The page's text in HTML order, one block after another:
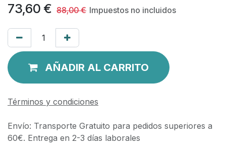
73,60 € 88,00€ Impuestos no incluidos
AÑADIR AL CARRITO
Términos y condiciones
Envío: Transporte Gratuito para pedidos superiores a
60€. Entrega en 2-3 días laborales